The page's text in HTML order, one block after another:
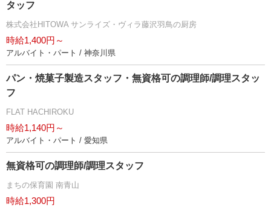
タッフ
株式会社HITOWA サンライズ・ヴィラ藤沢羽鳥の厨房
時給1,400円～
アルバイト・パート / 神奈川県
パン・焼菓子製造スタッフ・無資格可の調理師/調理スタッ
フ
FLAT HACHIROKU
時給1,140円～
アルバイト・パート / 愛知県
無資格可の調理師/調理スタッフ
まちの保育園 南青山
時給1,300円